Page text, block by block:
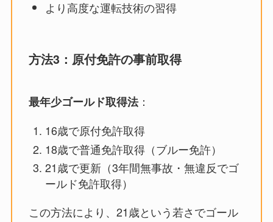
より高度な運転技術の習得
方法3：原付免許の事前取得
最年少ゴールド取得法：
16歳で原付免許取得
18歳で普通免許取得（ブルー免許）
21歳で更新（3年間無事故・無違反でゴ
ールド免許取得）
この方法により、21歳という若さでゴール